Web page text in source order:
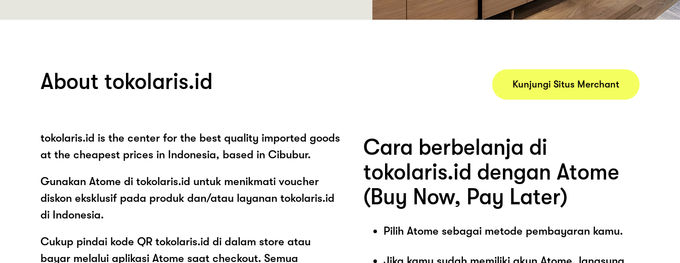
About tokolaris.id
tokolaris.id is the center for the best quality imported goods
at the cheapest prices in Indonesia, based in Cibubur.
Gunakan Atome di tokolaris.id untuk menikmati voucher
diskon eksklusif pada produk dan/atau layanan tokolaris.id
di Indonesia.
Cukup pindai kode QR tokolaris.id di dalam store atau
bayar melalui aplikasi Atome saat checkout. Semua
Kunjungi Situs Merchant
Cara berbelanja di
tokolaris.id dengan Atome
(Buy Now, Pay Later)
Pilih Atome sebagai metode pembayaran kamu.